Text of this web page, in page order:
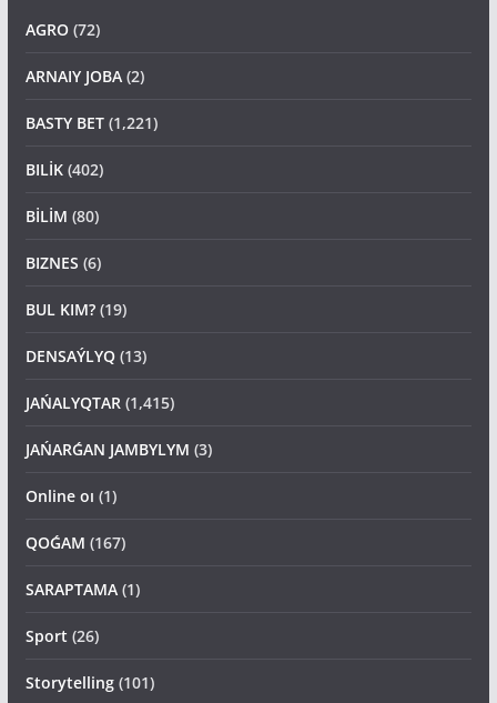
AGRO(72)
ARNAIY JOBA(2)
BASTY BET(1,221)
BILİK(402)
BİLİM (80)
BIZNES (6)
BUL KIM?(19)
DENSAÝLYQ(13)
JAŃALYQTAR(1,415)
JAŃARǴAN JAMBYLYM (3)
Online oı (1)
QOǴAM (167)
SARAPTAMA(1)
Sport (26)
Storytelling(101)